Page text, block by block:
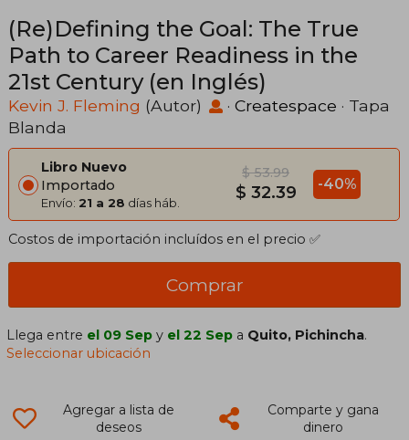
(Re)Defining the Goal: The True
Path to Career Readiness in the
21st Century (en Inglés)
Kevin J. Fleming (Autor) · Createspace · Tapa
Blanda
Libro Nuevo
Importado
Envío: 21 a 28 días háb.
$ 53.99
$ 32.39 -40%
Costos de importación incluídos en el precio ✅
Comprar
Llega entre el 09 Sep y el 22 Sep a Quito, Pichincha.
Seleccionar ubicación
Agregar a lista de
deseos
Comparte y gana
dinero